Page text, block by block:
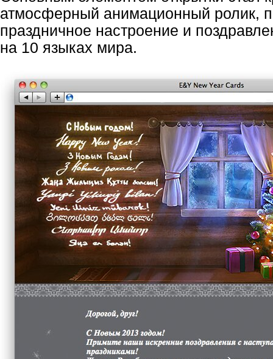
атмосферный анимационный ролик,
праздничное настроение и
на 10 языках мира.